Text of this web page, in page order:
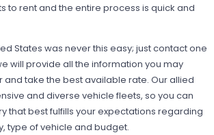
to rent and the entire process is quick and
States was never this easy; just contact one
will provide all the information you may
and take the best available rate. Our allied
and diverse vehicle fleets, so you can
that best fulfills your expectations regarding
type of vehicle and budget.